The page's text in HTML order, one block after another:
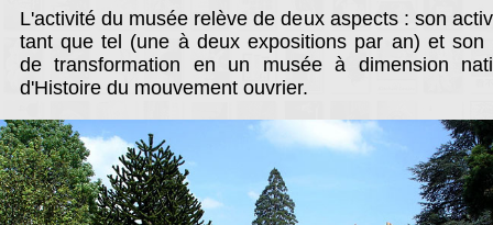
L'activité du musée relève de deux aspects : son
tant que tel (une à deux expositions par an) et son
de transformation en un musée à dimension
d'Histoire du mouvement ouvrier.